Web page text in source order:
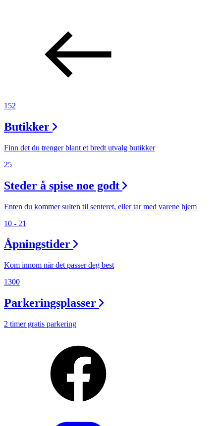
152
Butikker
Finn det du trenger blant et bredt utvalg butikker
25
Steder å spise noe godt
Enten du kommer sulten til senteret, eller tar med varene hjem
10 - 21
Åpningstider
Kom innom når det passer deg best
1300
Parkeringsplasser
2 timer gratis parkering